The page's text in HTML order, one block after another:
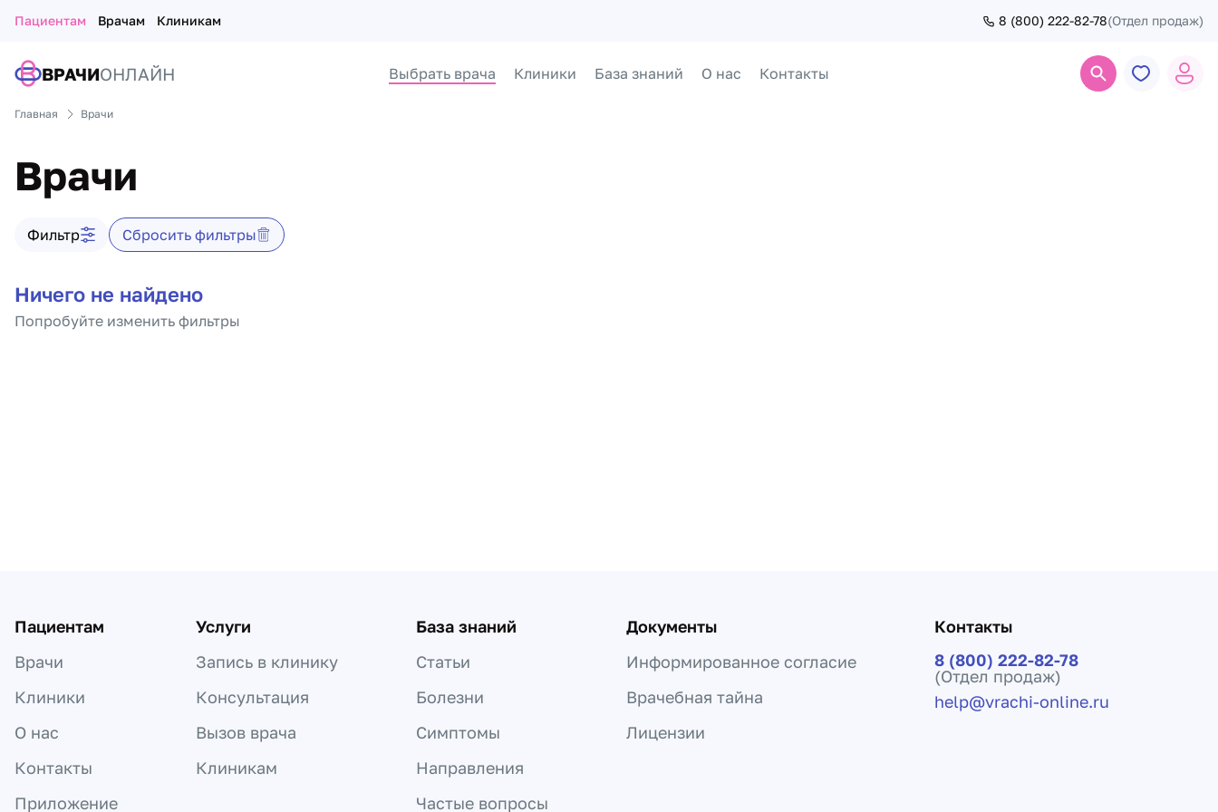
Пациентам Врачам Клиникам 8 (800) 222-82-78(Отдел продаж)
ВРАЧИОНЛАЙН Выбрать врача Клиники База знаний О нас Контакты
Главная Врачи
Врачи
Фильтр врачей
Фильтр Сбросить фильтры
Список врачей
Ничего не найдено
Попробуйте изменить фильтры
Пациентам
Врачи
Клиники
О нас
Контакты
Приложение
Услуги
Запись в клинику
Консультация
Вызов врача
Клиникам
База знаний
Статьи
Болезни
Симптомы
Направления
Частые вопросы
Документы
Информированное согласие
Врачебная тайна
Лицензии
Контакты
8 (800) 222-82-78
(Отдел продаж)
help@vrachi-online.ru